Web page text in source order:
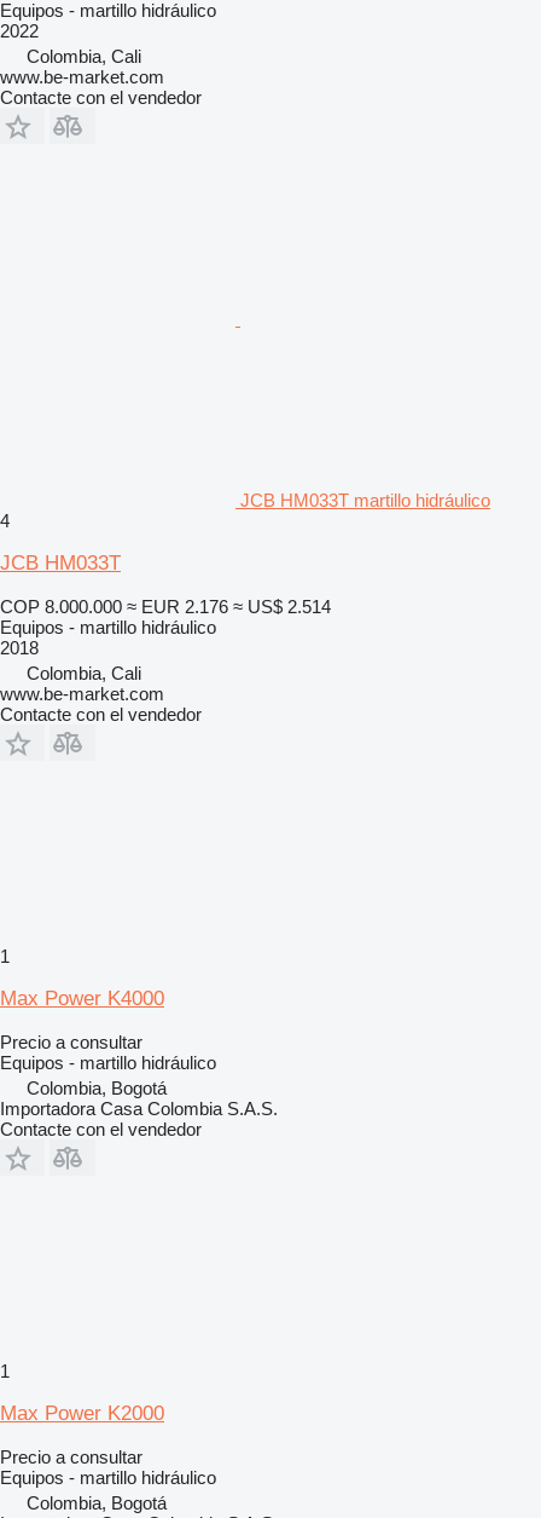
Equipos - martillo hidráulico
2022
Colombia, Cali
www.be-market.com
Contacte con el vendedor
JCB HM033T martillo hidráulico
4
JCB HM033T
COP 8.000.000 ≈ EUR 2.176 ≈ US$ 2.514
Equipos - martillo hidráulico
2018
Colombia, Cali
www.be-market.com
Contacte con el vendedor
1
Max Power K4000
Precio a consultar
Equipos - martillo hidráulico
Colombia, Bogotá
Importadora Casa Colombia S.A.S.
Contacte con el vendedor
1
Max Power K2000
Precio a consultar
Equipos - martillo hidráulico
Colombia, Bogotá